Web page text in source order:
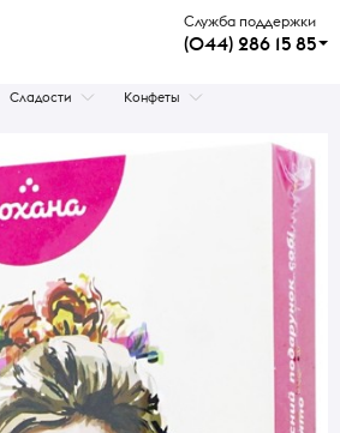
Служба поддержки
(044) 286 15 85
Сладости Конфеты